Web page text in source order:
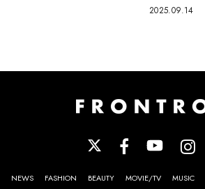
2025.09.14
NEWS FASHION BEAUTY MOVIE/TV MUSIC